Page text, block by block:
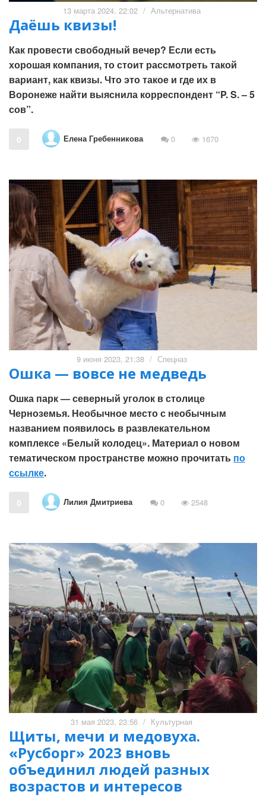
13 марта 2024, 22:02 / Альтернатива
Даёшь квизы!
Как провести свободный вечер? Если есть
хорошая компания, то стоит рассмотреть такой
вариант, как квизы. Что это такое и где их в
Воронеже найти выяснила корреспондент “P. S. – 5
сов”.
0 Елена Гребенникова 0 1670
9 июня 2023, 21:38 / Спецназ
Ошка — вовсе не медведь
Ошка парк — северный уголок в столице
Черноземья. Необычное место с необычным
названием появилось в развлекательном
комплексе «Белый колодец». Материал о новом
тематическом пространстве можно прочитать по
ссылке.
0 Лилия Дмитриева 0 2548
31 мая 2023, 23:56 / Культурная
Щиты, мечи и медовуха.
«Русборг» 2023 вновь
объединил людей разных
возрастов и интересов